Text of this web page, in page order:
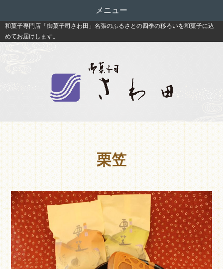
和菓子専門店「御菓子司さわ田」名張のふるさとの四季の移ろいを和菓子に込
めてお届けします。
メニュー
栗笠